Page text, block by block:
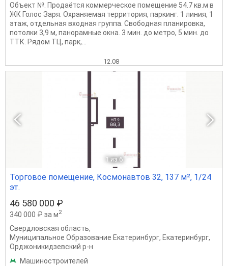
Объект №. Продаётся коммерческое помещение 54.7 кв.м в
ЖК Голос Заря. Охраняемая территория, паркинг. 1 линия, 1
этаж, отдельная входная группа. Свободная планировка,
потолки 3,9 м, панорамные окна. 3 мин. до метро, 5 мин. до
ТТК. Рядом ТЦ, парк,...
12.08
1 из 6
Торговое помещение, Космонавтов 32, 137 м², 1/24
эт.
46 580 000 ₽
340 000 ₽ за м2
Свердловская область,
Муниципальное Образование Екатеринбург, Екатеринбург,
Орджоникидзевский р-н
Машиностроителей